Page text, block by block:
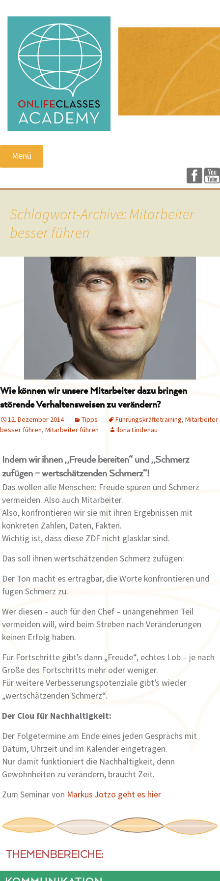
Menü
Schlagwort-Archive: Mitarbeiter
besser führen
Wie können wir unsere Mitarbeiter dazu bringen
störende Verhaltensweisen zu verändern?
12. Dezember 2014 Tipps Führungskräftetraining, Mitarbeiter
besser führen, Mitarbeiter führen Ilona Lindenau
Indem wir ihnen „Freude bereiten“ und „Schmerz
zufügen – wertschätzenden Schmerz“!
Das wollen alle Menschen: Freude spüren und Schmerz
vermeiden. Also auch Mitarbeiter.
Also, konfrontieren wir sie mit ihren Ergebnissen mit
konkreten Zahlen, Daten, Fakten.
Wichtig ist, dass diese ZDF nicht glasklar sind.
Das soll ihnen wertschätzenden Schmerz zufügen:
Der Ton macht es ertragbar, die Worte konfrontieren und
fügen Schmerz zu.
Wer diesen – auch für den Chef – unangenehmen Teil
vermeiden will, wird beim Streben nach Veränderungen
keinen Erfolg haben.
Für Fortschritte gibt’s dann „Freude“, echtes Lob – je nach
Größe des Fortschritts mehr oder weniger.
Für weitere Verbesserungspotenziale gibt’s wieder
„wertschätzenden Schmerz“.
Der Clou für Nachhaltigkeit:
Der Folgetermine am Ende eines jeden Gesprächs mit
Datum, Uhrzeit und im Kalender eingetragen.
Nur damit funktioniert die Nachhaltigkeit, denn
Gewohnheiten zu verändern, braucht Zeit.
Zum Seminar von Markus Jotzo geht es hier
THEMENBEREICHE: